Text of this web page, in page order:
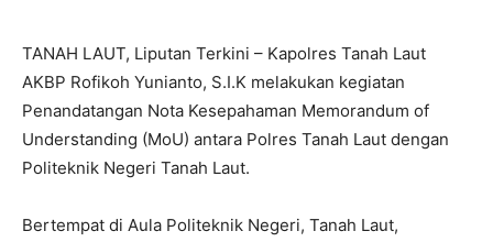
TANAH LAUT, Liputan Terkini – Kapolres Tanah Laut
AKBP Rofikoh Yunianto, S.I.K melakukan kegiatan
Penandatangan Nota Kesepahaman Memorandum of
Understanding (MoU) antara Polres Tanah Laut dengan
Politeknik Negeri Tanah Laut.
Bertempat di Aula Politeknik Negeri, Tanah Laut,